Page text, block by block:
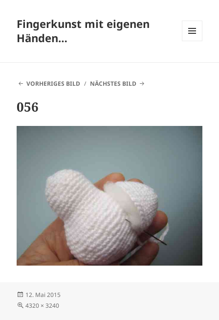
Fingerkunst mit eigenen
Händen…
VORHERIGES BILD NÄCHSTES BILD
056
Veröffentlicht
am
12. Mai 2015
Volle
4320 × 3240